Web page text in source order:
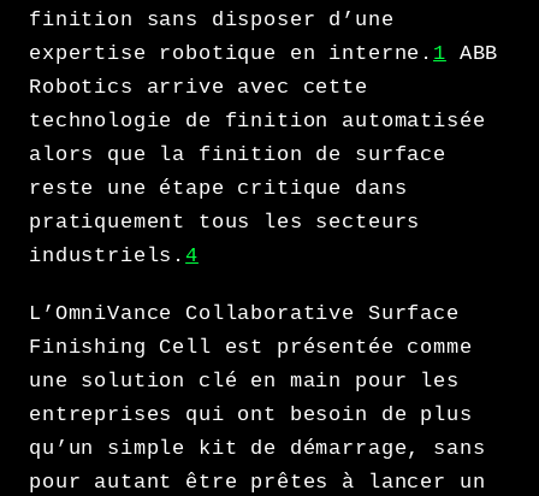
finition sans disposer d’une
expertise robotique en interne. 1 ABB
Robotics arrive avec cette
technologie de finition automatisée
alors que la finition de surface
reste une étape critique dans
pratiquement tous les secteurs
industriels.4
L’OmniVance Collaborative Surface
Finishing Cell est présentée comme
une solution clé en main pour les
entreprises qui ont besoin de plus
qu’un simple kit de démarrage, sans
pour autant être prêtes à lancer un